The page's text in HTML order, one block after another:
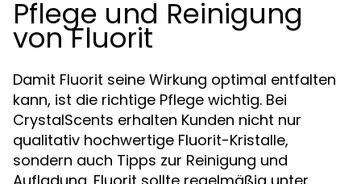
Pflege und Reinigung
von Fluorit
Damit Fluorit seine Wirkung optimal entfalten
kann, ist die richtige Pflege wichtig. Bei
CrystalScents erhalten Kunden nicht nur
qualitativ hochwertige Fluorit-Kristalle,
sondern auch Tipps zur Reinigung und